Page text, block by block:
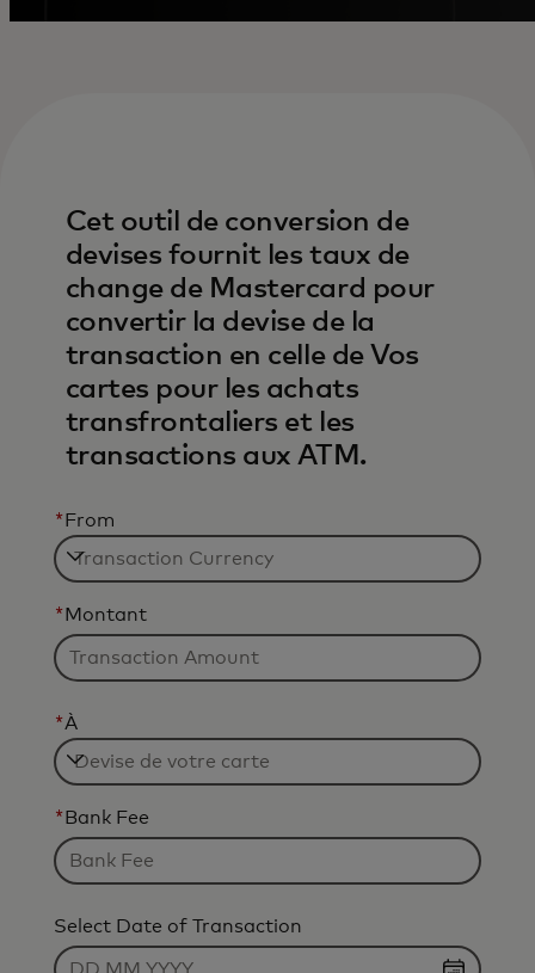
Cet outil de conversion de
devises fournit les taux de
change de Mastercard pour
convertir la devise de la
transaction en celle de Vos
cartes pour les achats
transfrontaliers et les
transactions aux ATM.
* From
* Montant
*À
* Bank Fee
Select Date of Transaction